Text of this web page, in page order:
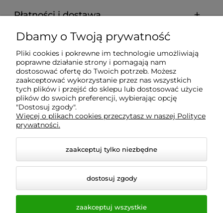
Płatności i dostawa
Informacje
O nas
Wyposażenie Gastronomii - Projekty Technologiczne -
Sklep Gastronomiczny - Serwis Sprzętu
Gastronomicznego | Gdańsk - Trójmiasto - Pomorskie
Dbamy o Twoją prywatność
Pliki cookies i pokrewne im technologie umożliwiają
poprawne działanie strony i pomagają nam
dostosować ofertę do Twoich potrzeb. Możesz
zaakceptować wykorzystanie przez nas wszystkich
tych plików i przejść do sklepu lub dostosować użycie
plików do swoich preferencji, wybierając opcję
"Dostosuj zgody".
Więcej o plikach cookies przeczytasz w naszej Polityce
prywatności.
zaakceptuj tylko niezbędne
dostosuj zgody
zaakceptuj wszystkie